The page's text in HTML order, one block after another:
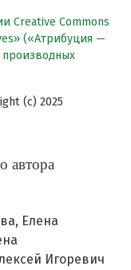
Creative Commons
(«Атрибуция —
(c) 2025
автора
Елена
Игоревич